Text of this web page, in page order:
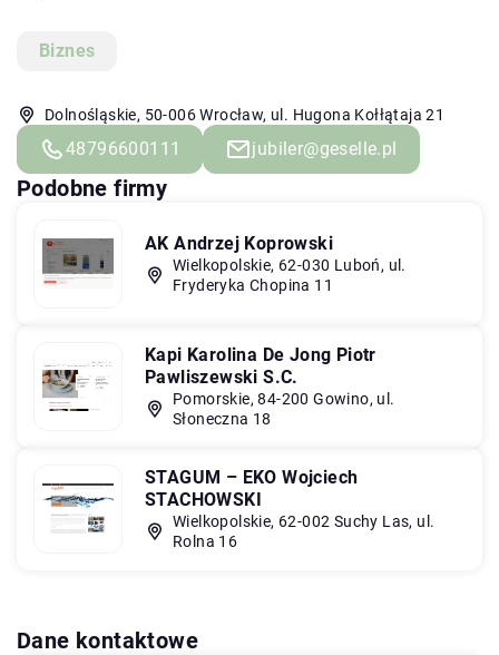
Biznes
Dolnośląskie, 50-006 Wrocław, ul. Hugona Kołłątaja 21
48796600111 jubiler@geselle.pl
Podobne firmy
AK Andrzej Koprowski
Wielkopolskie, 62-030 Luboń, ul.
Fryderyka Chopina 11
Kapi Karolina De Jong Piotr
Pawliszewski S.C.
Pomorskie, 84-200 Gowino, ul.
Słoneczna 18
STAGUM – EKO Wojciech
STACHOWSKI
Wielkopolskie, 62-002 Suchy Las, ul.
Rolna 16
Dane kontaktowe